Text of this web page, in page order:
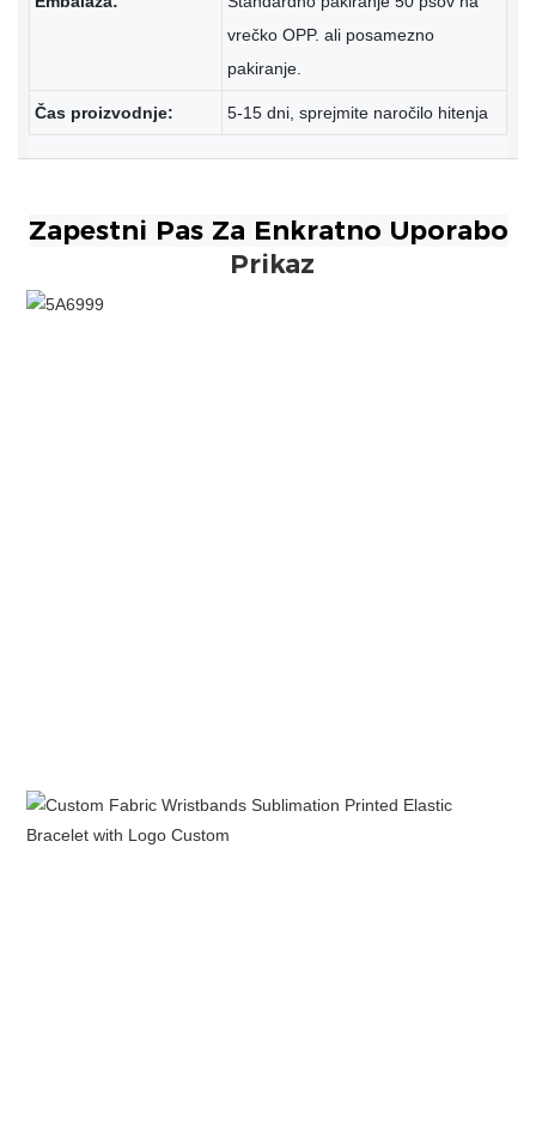
vrečko OPP. ali posamezno
pakiranje.
Čas proizvodnje: 5-15 dni, sprejmite naročilo hitenja
Prikaz